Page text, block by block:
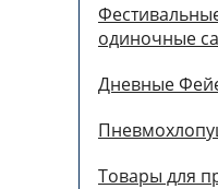
одиночные
Дневные
Товары для